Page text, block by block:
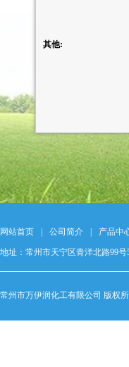
其他:
网站首页 公司简介 产品中
地址：常州市天宁区青洋北路99
常州市万伊润化工有限公司 版权